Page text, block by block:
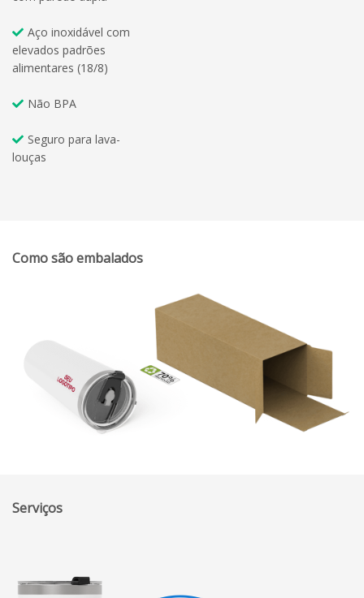
Aço inoxidável com
elevados padrões
alimentares (18/8)
Não BPA
Seguro para lava-
louças
Como são embalados
Serviços